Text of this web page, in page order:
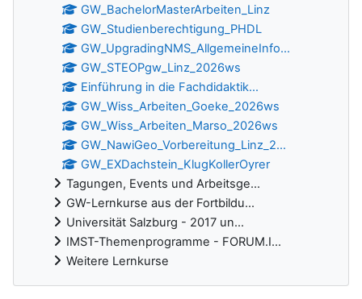
GW_BachelorMasterArbeiten_Linz
GW_Studienberechtigung_PHDL
GW_UpgradingNMS_AllgemeineInfo...
GW_STEOPgw_Linz_2026ws
Einführung in die Fachdidaktik...
GW_Wiss_Arbeiten_Goeke_2026ws
GW_Wiss_Arbeiten_Marso_2026ws
GW_NawiGeo_Vorbereitung_Linz_2...
GW_EXDachstein_KlugKollerOyrer
Tagungen, Events und Arbeitsge...
GW-Lernkurse aus der Fortbildu...
Universität Salzburg - 2017 un...
IMST-Themenprogramme - FORUM.I...
Weitere Lernkurse